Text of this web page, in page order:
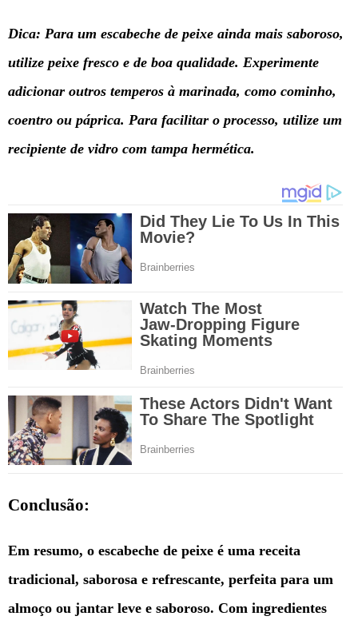
Dica: Para um escabeche de peixe ainda mais saboroso,
utilize peixe fresco e de boa qualidade. Experimente
adicionar outros temperos à marinada, como cominho,
coentro ou páprica. Para facilitar o processo, utilize um
recipiente de vidro com tampa hermética.
Conclusão:
Em resumo, o escabeche de peixe é uma receita
tradicional, saborosa e refrescante, perfeita para um
almoço ou jantar leve e saboroso. Com ingredientes